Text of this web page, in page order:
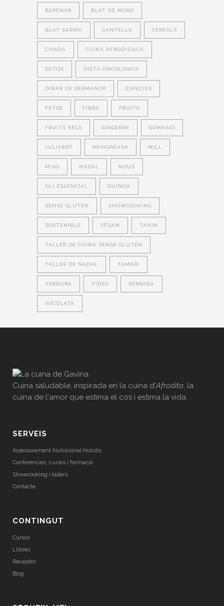
BERENAR BLAT DE MORO
BLAT SARRAÍ CANYELLA CEREALS
CIVADA CUINA AFRODISÍACA
DETOX DIETA ONCOLÒGICA
DINAR DE GERMANOR ESPÈCIES
FETGE FIBRA FRUITA
FRUITS SECS GINGEBRE GOMASIO
JULIVERT MENOPÀUSA MILL
MISO NADAL NOUS
OLI ESSENCIAL QUINOA
SENSE GLUTEN SHOWCOOKING
SOSTENIBLE SÈSAM TAHIN
TALLER DE CUINA SENSE GLUTEN
TALLER DE NADAL TAMARI
VERDURA VÍDEO XERRADA
XOCOLATA
Cuina saludable, inspirada en la cuina d'Afrodita, la
cuina de l'amor que estima el cos i estima la vida.
SERVEIS
Assessorament Nutricional Holístic
Conferències, cursos i formació
Showcooking i tallers
Contacte
CONTINGUT
Cursos
Llibres
Receptes
Blog